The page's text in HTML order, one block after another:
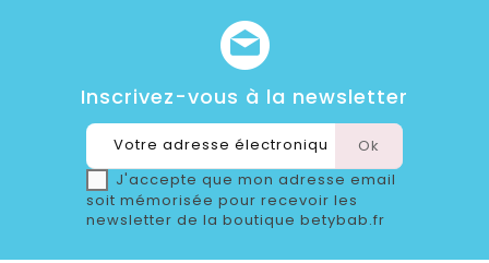
Inscrivez-vous à la newsletter
J'accepte que mon adresse email
soit mémorisée pour recevoir les
newsletter de la boutique betybab.fr